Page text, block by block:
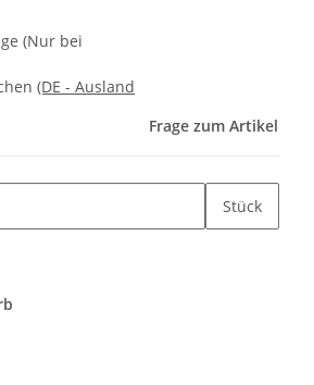
(Nur bei
(DE - Ausland
Frage zum Artikel
Stück